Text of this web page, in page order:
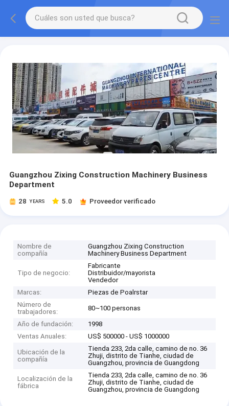
Guangzhou Zixing Construction Machinery Business
Department
28 YEARS 5.0 Proveedor verificado
Nombre de
compañía
Guangzhou Zixing Construction
Machinery Business Department
Tipo de negocio:
Fabricante
Distribuidor/mayorista
Vendedor
Marcas:
Piezas de Poalrstar
Número de
trabajadores:
80~100 personas
Año de fundación:
1998
Ventas Anuales:
US$ 500000 - US$ 1000000
Ubicación de la
compañía
Tienda 233, 2da calle, camino de no. 36
Zhuji, distrito de Tianhe, ciudad de
Guangzhou, provincia de Guangdong
Localización de la
fábrica
Tienda 233, 2da calle, camino de no. 36
Zhuji, distrito de Tianhe, ciudad de
Guangzhou, provincia de Guangdong